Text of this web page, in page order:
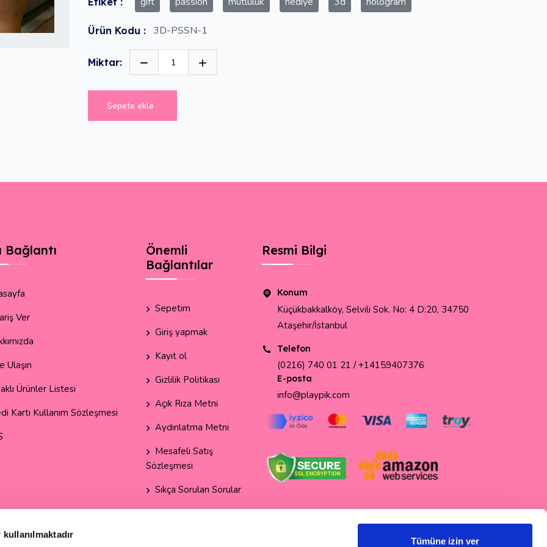
Tümüne izin ver
Ürün Kodu : 3D-PSSN-1
Miktar:
Sepete ekle
Bağlantı
Ver
Ulaşın
Ürünler Listesi
Kartı Kullanım Sözleşmesi
Önemli
Bağlantılar
Sepetim
Giriş yapmak
Kayıt ol
Gizlilik Politikası
Açık Rıza Metni
Aydınlatma Metni
Mesafeli Satış
Sözleşmesi
Sıkça Sorulan Sorular
Resmi Bilgi
Konum
Küçükbakkalköy, Selvili Sok. No: 4 D:20, 34750
Ataşehir/İstanbul
Telefon
(0216) 740 01 21 / +14159407376
E-posta
info@playpik.com